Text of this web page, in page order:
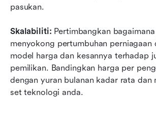
pasukan.
Skalabiliti: Pertimbangkan
menyokong pertumbuhan perniagaan
model harga dan kesannya terhadap
pemilikan. Bandingkan harga per
dengan yuran bulanan kadar rata dan
set teknologi anda.